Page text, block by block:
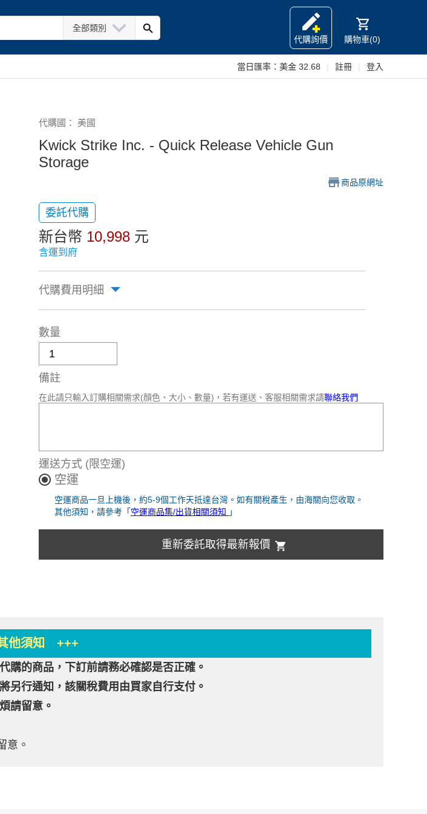
全部類別
代購詢價
購物車(0)
當日匯率： 美金 32.68 註冊 登入
代購國： 美國
Kwick Strike Inc. - Quick Release Vehicle Gun
Storage
商品原網址
委託代購
新台幣 10,998 元
含運到府
代購費用明細
數量
備註
在此請只輸入訂購相關需求(顏色、大小、數量)，若有運送、客服相關需求請聯絡我們
運送方式 (限空運)
空運
空運商品一旦上機後，約5-9個工作天抵達台灣。如有關稅產生，由海關向您收取。
其他須知，請參考「 空運商品集/出貨相關須知 」
重新委託取得最新報價
他須知 +++
購的商品，下訂前請務必確認是否正確。
另行通知，該關稅費用由買家自行支付。
請留意。
意。